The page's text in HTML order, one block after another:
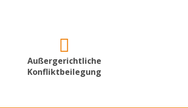
Außergerichtliche
Konfliktbeilegung